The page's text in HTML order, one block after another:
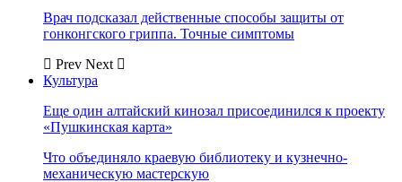
Врач подсказал действенные способы защиты от
гонконгского гриппа. Точные симптомы
Prev Next
Культура
Еще один алтайский кинозал присоединился к проекту
«Пушкинская карта»
Что объединяло краевую библиотеку и кузнечно-
механическую мастерскую